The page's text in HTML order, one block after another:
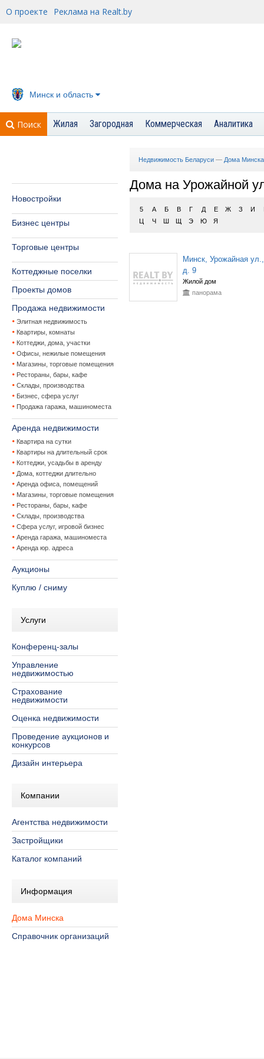
О проекте Реклама на Realt.by
Минск и область
Поиск Жилая Загородная Коммерческая Аналитика
Новостройки
Бизнес центры
Торговые центры
Коттеджные поселки
Проекты домов
Продажа недвижимости
Элитная недвижимость
Квартиры, комнаты
Коттеджи, дома, участки
Офисы, нежилые помещения
Магазины, торговые помещения
Рестораны, бары, кафе
Склады, производства
Бизнес, сфера услуг
Продажа гаража, машиноместа
Аренда недвижимости
Квартира на сутки
Квартиры на длительный срок
Коттеджи, усадьбы в аренду
Дома, коттеджи длительно
Аренда офиса, помещений
Магазины, торговые помещения
Рестораны, бары, кафе
Склады, производства
Сфера услуг, игровой бизнес
Аренда гаража, машиноместа
Аренда юр. адреса
Аукционы
Куплю / сниму
Услуги
Конференц-залы
Управление
недвижимостью
Страхование
недвижимости
Оценка недвижимости
Проведение аукционов и
конкурсов
Дизайн интерьера
Компании
Агентства недвижимости
Застройщики
Каталог компаний
Информация
Дома Минска
Справочник организаций
Недвижимость Беларуси — Дома Минска
Дома на Урожайной
5 А Б В Г Д Е Ж З И
Ц
Ч Ш Щ Э Ю Я
Минск, Урожайная ул.,
д. 9
Жилой дом
панорама